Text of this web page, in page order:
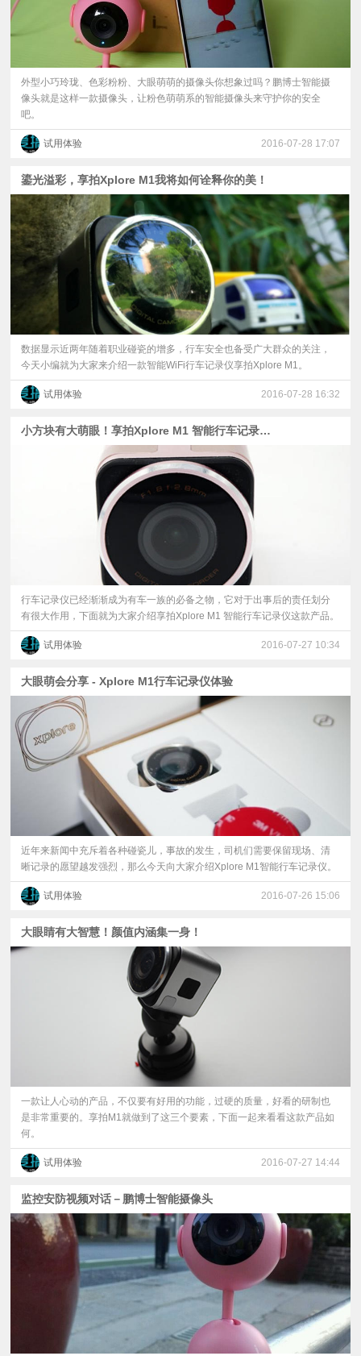
外型小巧玲珑、色彩粉粉、大眼萌萌的摄像头你想象过吗？鹏博士智能摄
像头就是这样一款摄像头，让粉色萌萌系的智能摄像头来守护你的安全
吧。
试用体验 2016-07-28 17:07
鎏光溢彩，享拍Xplore M1我将如何诠释你的美！
数据显示近两年随着职业碰瓷的增多，行车安全也备受广大群众的关注，
今天小编就为大家来介绍一款智能WiFi行车记录仪享拍Xplore M1。
试用体验 2016-07-28 16:32
小方块有大萌眼！享拍Xplore M1 智能行车记录仪评测
行车记录仪已经渐渐成为有车一族的必备之物，它对于出事后的责任划分
有很大作用，下面就为大家介绍享拍Xplore M1 智能行车记录仪这款产品。
试用体验 2016-07-27 10:34
大眼萌会分享 - Xplore M1行车记录仪体验
近年来新闻中充斥着各种碰瓷儿，事故的发生，司机们需要保留现场、清
晰记录的愿望越发强烈，那么今天向大家介绍Xplore M1智能行车记录仪。
试用体验 2016-07-26 15:06
大眼睛有大智慧！颜值内涵集一身！
一款让人心动的产品，不仅要有好用的功能，过硬的质量，好看的研制也
是非常重要的。享拍M1就做到了这三个要素，下面一起来看看这款产品如
何。
试用体验 2016-07-27 14:44
监控安防视频对话－鹏博士智能摄像头